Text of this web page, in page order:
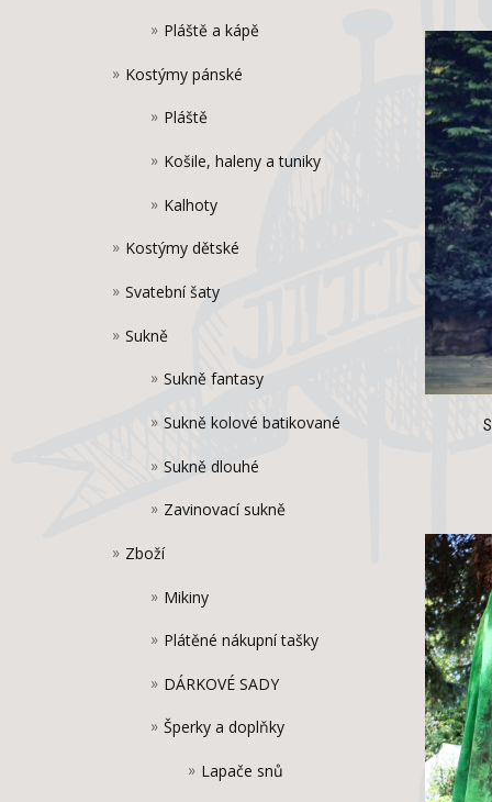
Pláště a kápě
Kostýmy pánské
Pláště
Košile, haleny a tuniky
Kalhoty
Kostýmy dětské
Svatební šaty
Sukně
Sukně fantasy
Sukně kolové batikované
Sukně dlouhé
Zavinovací sukně
Zboží
Mikiny
Plátěné nákupní tašky
DÁRKOVÉ SADY
Šperky a doplňky
Lapače snů